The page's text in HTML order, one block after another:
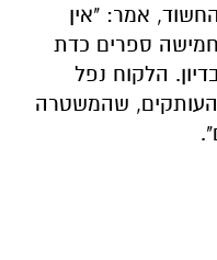
אמר: "אין
ספרים כדת
הלקוח נפל
העותקים, שהמשטרה